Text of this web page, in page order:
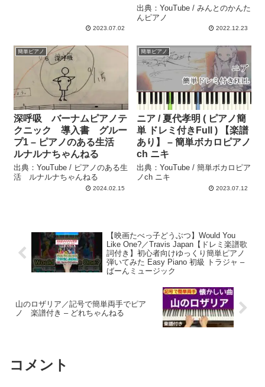
2023.07.02
出典：YouTube / みんとのかんた
んピアノ
2022.12.23
簡単ピアノ
深呼吸 バーナムピアノテ
クニック 導入書 グルー
プ1 – ピアノのある生活
ルナルナちゃんねる
出典：YouTube / ピアノのある生
活 ルナルナちゃんねる
2024.02.15
簡単ピアノ
ニア / 夏代孝明 ( ピアノ簡
単 ドレミ付きFull ) 【楽譜
あり】 – 簡単ボカロピアノ
ch ニキ
出典：YouTube / 簡単ボカロピア
ノch ニキ
2023.07.12
【映画たべっ子どうぶつ】Would You
Like One?／Travis Japan【ドレミ楽譜歌
詞付き】初心者向けゆっくり簡単ピアノ
弾いてみた Easy Piano 初級 トラジャ –
ばーんミュージック
山のロザリア／記号で簡単両手でピア
ノ 楽譜付き – どれちゃんねる
コメント